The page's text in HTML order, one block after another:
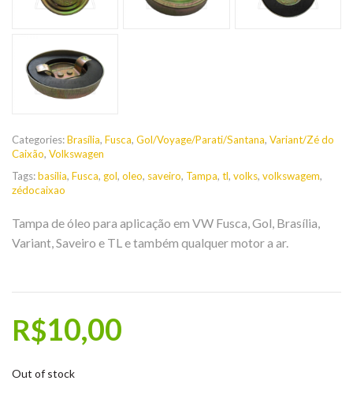
Categories:Brasília, Fusca, Gol/Voyage/Parati/Santana, Variant/Zé do
Caixão, Volkswagen
Tags:basilia, Fusca, gol, oleo, saveiro, Tampa, tl, volks, volkswagem,
zédocaixao
Tampa de óleo para aplicação em VW Fusca, Gol, Brasília,
Variant, Saveiro e TL e também qualquer motor a ar.
R$10,00
Out of stock